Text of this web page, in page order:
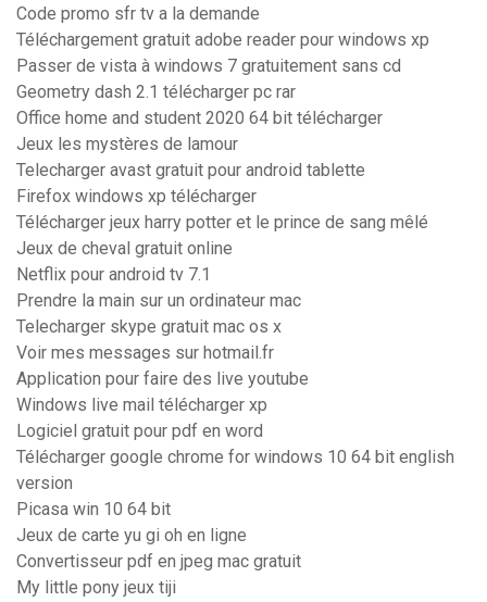
Code promo sfr tv a la demande
Téléchargement gratuit adobe reader pour windows xp
Passer de vista à windows 7 gratuitement sans cd
Geometry dash 2.1 télécharger pc rar
Office home and student 2020 64 bit télécharger
Jeux les mystères de lamour
Telecharger avast gratuit pour android tablette
Firefox windows xp télécharger
Télécharger jeux harry potter et le prince de sang mêlé
Jeux de cheval gratuit online
Netflix pour android tv 7.1
Prendre la main sur un ordinateur mac
Telecharger skype gratuit mac os x
Voir mes messages sur hotmail.fr
Application pour faire des live youtube
Windows live mail télécharger xp
Logiciel gratuit pour pdf en word
Télécharger google chrome for windows 10 64 bit english
version
Picasa win 10 64 bit
Jeux de carte yu gi oh en ligne
Convertisseur pdf en jpeg mac gratuit
My little pony jeux tiji